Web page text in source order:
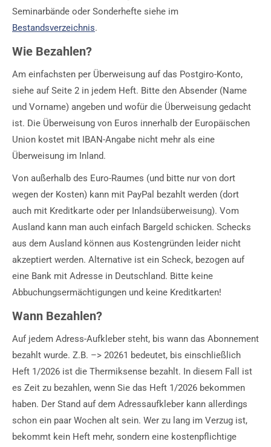
Seminarbände oder Sonderhefte siehe im
Bestandsverzeichnis.
Wie Bezahlen?
Am einfachsten per Überweisung auf das Postgiro-Konto,
siehe auf Seite 2 in jedem Heft. Bitte den Absender (Name
und Vorname) angeben und wofür die Überweisung gedacht
ist. Die Überweisung von Euros innerhalb der Europäischen
Union kostet mit IBAN-Angabe nicht mehr als eine
Überweisung im Inland.
Von außerhalb des Euro-Raumes (und bitte nur von dort
wegen der Kosten) kann mit PayPal bezahlt werden (dort
auch mit Kreditkarte oder per Inlandsüberweisung). Vom
Ausland kann man auch einfach Bargeld schicken. Schecks
aus dem Ausland können aus Kostengründen leider nicht
akzeptiert werden. Alternative ist ein Scheck, bezogen auf
eine Bank mit Adresse in Deutschland. Bitte keine
Abbuchungsermächtigungen und keine Kreditkarten!
Wann Bezahlen?
Auf jedem Adress-Aufkleber steht, bis wann das Abonnement
bezahlt wurde. Z.B. –> 20261 bedeutet, bis einschließlich
Heft 1/2026 ist die Thermiksense bezahlt. In diesem Fall ist
es Zeit zu bezahlen, wenn Sie das Heft 1/2026 bekommen
haben. Der Stand auf dem Adressaufkleber kann allerdings
schon ein paar Wochen alt sein. Wer zu lang im Verzug ist,
bekommt kein Heft mehr, sondern eine kostenpflichtige